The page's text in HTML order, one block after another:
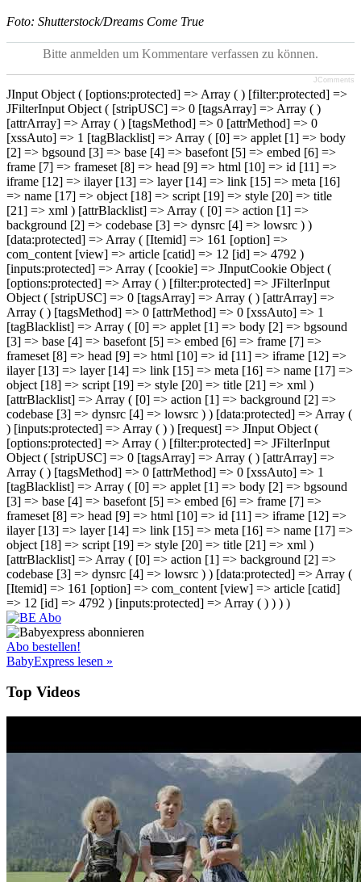
Foto: Shutterstock/Dreams Come True
Bitte anmelden um Kommentare verfassen zu können.
JComments
JInput Object ( [options:protected] => Array ( ) [filter:protected] =>
JFilterInput Object ( [stripUSC] => 0 [tagsArray] => Array ( )
[attrArray] => Array ( ) [tagsMethod] => 0 [attrMethod] => 0
[xssAuto] => 1 [tagBlacklist] => Array ( [0] => applet [1] => body
[2] => bgsound [3] => base [4] => basefont [5] => embed [6] =>
frame [7] => frameset [8] => head [9] => html [10] => id [11] =>
iframe [12] => ilayer [13] => layer [14] => link [15] => meta [16]
=> name [17] => object [18] => script [19] => style [20] => title
[21] => xml ) [attrBlacklist] => Array ( [0] => action [1] =>
background [2] => codebase [3] => dynsrc [4] => lowsrc ) )
[data:protected] => Array ( [Itemid] => 161 [option] =>
com_content [view] => article [catid] => 12 [id] => 4792 )
[inputs:protected] => Array ( [cookie] => JInputCookie Object (
[options:protected] => Array ( ) [filter:protected] => JFilterInput
Object ( [stripUSC] => 0 [tagsArray] => Array ( ) [attrArray] =>
Array ( ) [tagsMethod] => 0 [attrMethod] => 0 [xssAuto] => 1
[tagBlacklist] => Array ( [0] => applet [1] => body [2] => bgsound
[3] => base [4] => basefont [5] => embed [6] => frame [7] =>
frameset [8] => head [9] => html [10] => id [11] => iframe [12] =>
ilayer [13] => layer [14] => link [15] => meta [16] => name [17] =>
object [18] => script [19] => style [20] => title [21] => xml )
[attrBlacklist] => Array ( [0] => action [1] => background [2] =>
codebase [3] => dynsrc [4] => lowsrc ) ) [data:protected] => Array (
) [inputs:protected] => Array ( ) ) [request] => JInput Object (
[options:protected] => Array ( ) [filter:protected] => JFilterInput
Object ( [stripUSC] => 0 [tagsArray] => Array ( ) [attrArray] =>
Array ( ) [tagsMethod] => 0 [attrMethod] => 0 [xssAuto] => 1
[tagBlacklist] => Array ( [0] => applet [1] => body [2] => bgsound
[3] => base [4] => basefont [5] => embed [6] => frame [7] =>
frameset [8] => head [9] => html [10] => id [11] => iframe [12] =>
ilayer [13] => layer [14] => link [15] => meta [16] => name [17] =>
object [18] => script [19] => style [20] => title [21] => xml )
[attrBlacklist] => Array ( [0] => action [1] => background [2] =>
codebase [3] => dynsrc [4] => lowsrc ) ) [data:protected] => Array (
[Itemid] => 161 [option] => com_content [view] => article [catid]
=> 12 [id] => 4792 ) [inputs:protected] => Array ( ) ) ) )
Abo bestellen!
BabyExpress lesen »
Top Videos